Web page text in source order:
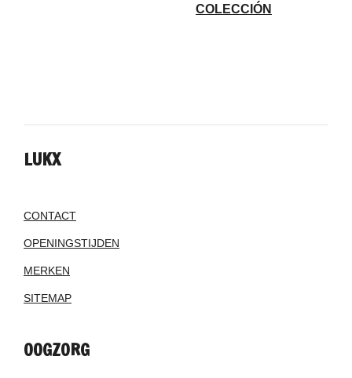
COLECCIÓN
LUKX
CONTACT
OPENINGSTIJDEN
MERKEN
SITEMAP
OOGZORG